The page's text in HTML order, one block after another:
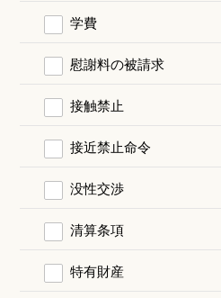
学費
慰謝料の被請求
接触禁止
接近禁止命令
没性交渉
清算条項
特有財産